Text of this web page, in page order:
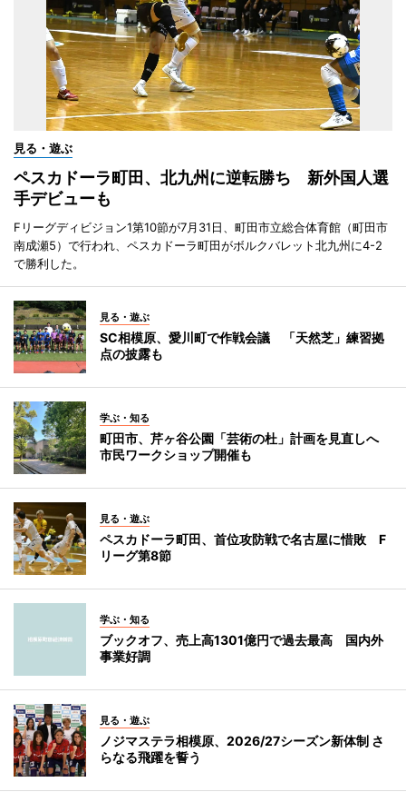
見る・遊ぶ
ペスカドーラ町田、北九州に逆転勝ち 新外国人選
手デビューも
Fリーグディビジョン1第10節が7月31日、町田市立総合体育館（町田市
南成瀬5）で行われ、ペスカドーラ町田がボルクバレット北九州に4-2
で勝利した。
見る・遊ぶ
SC相模原、愛川町で作戦会議 「天然芝」練習拠
点の披露も
学ぶ・知る
町田市、芹ヶ谷公園「芸術の杜」計画を見直しへ
市民ワークショップ開催も
見る・遊ぶ
ペスカドーラ町田、首位攻防戦で名古屋に惜敗 F
リーグ第8節
学ぶ・知る
ブックオフ、売上高1301億円で過去最高 国内外
事業好調
見る・遊ぶ
ノジマステラ相模原、2026/27シーズン新体制 さ
らなる飛躍を誓う